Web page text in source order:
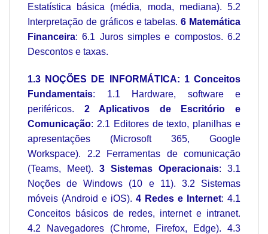
Estatística básica (média, moda, mediana). 5.2
Interpretação de gráficos e tabelas.6 Matemática
Financeira: 6.1 Juros simples e compostos. 6.2
Descontos e taxas.
1.3 NOÇÕES DE INFORMÁTICA: 1 Conceitos
Fundamentais: 1.1 Hardware, software e
periféricos. 2 Aplicativos de Escritório e
Comunicação: 2.1 Editores de texto, planilhas e
apresentações (Microsoft 365, Google
Workspace). 2.2 Ferramentas de comunicação
(Teams, Meet). 3 Sistemas Operacionais: 3.1
Noções de Windows (10 e 11). 3.2 Sistemas
móveis (Android e iOS). 4 Redes e Internet: 4.1
Conceitos básicos de redes, internet e intranet.
4.2 Navegadores (Chrome, Firefox, Edge). 4.3